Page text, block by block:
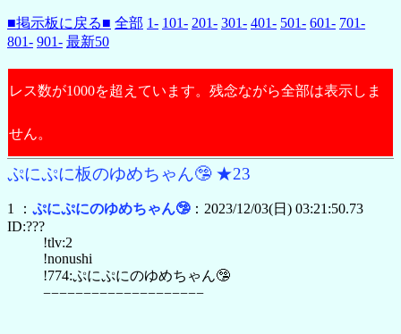
■掲示板に戻る■ 全部 1- 101- 201- 301- 401- 501- 601- 701-
801- 901- 最新50
レス数が1000を超えています。残念ながら全部は表示しま
せん。
ぷにぷに板のゆめちゃん🤥 ★23
1 ： ぷにぷにのゆめちゃん🤥：2023/12/03(日) 03:21:50.73
ID:???
!tlv:2
!nonushi
!774:ぷにぷにのゆめちゃん🤥
−−−−−−−−−−−−−−−−−−−−